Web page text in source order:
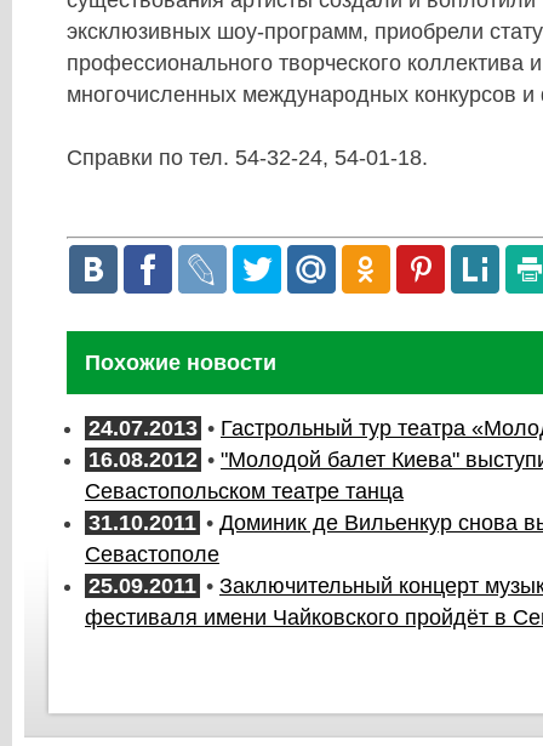
эксклюзивных шоу-программ, приобрели
профессионального творческого коллектива
многочисленных международных конкурсов
Справки по тел. 54-32-24, 54-01-18.
Похожие новости
24.07.2013 • Гастрольный тур театра
16.08.2012 • "Молодой балет Киева"
Севастопольском театре танца
31.10.2011 • Доминик де Вильенкур снова
Севастополе
25.09.2011 • Заключительный концерт
фестиваля имени Чайковского пройдёт в